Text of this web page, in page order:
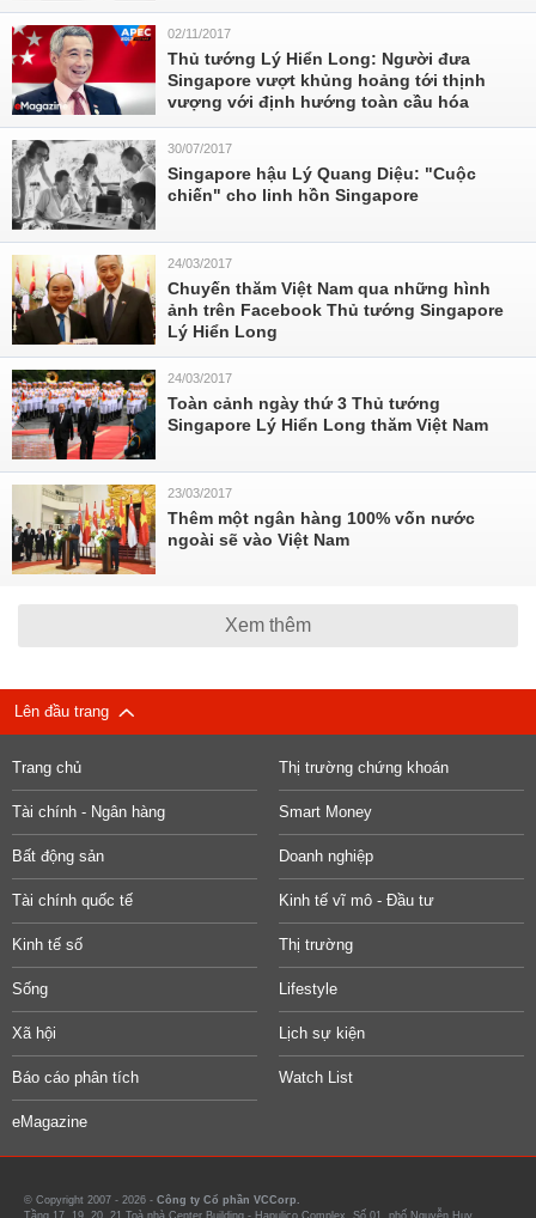
02/11/2017
Thủ tướng Lý Hiển Long: Người đưa
Singapore vượt khủng hoảng tới thịnh
vượng với định hướng toàn cầu hóa
30/07/2017
Singapore hậu Lý Quang Diệu: "Cuộc
chiến" cho linh hồn Singapore
24/03/2017
Chuyến thăm Việt Nam qua những hình
ảnh trên Facebook Thủ tướng Singapore
Lý Hiển Long
24/03/2017
Toàn cảnh ngày thứ 3 Thủ tướng
Singapore Lý Hiển Long thăm Việt Nam
23/03/2017
Thêm một ngân hàng 100% vốn nước
ngoài sẽ vào Việt Nam
Xem thêm
Lên đầu trang
Trang chủ Thị trường chứng khoán
Tài chính - Ngân hàng Smart Money
Bất động sản Doanh nghiệp
Tài chính quốc tế Kinh tế vĩ mô - Đầu tư
Kinh tế số Thị trường
Sống Lifestyle
Xã hội Lịch sự kiện
Báo cáo phân tích Watch List
eMagazine
© Copyright 2007 - 2026 - Công ty Cổ phần VCCorp.
Tầng 17, 19, 20, 21 Toà nhà Center Building - Hapulico Complex, Số 01, phố Nguyễn Huy